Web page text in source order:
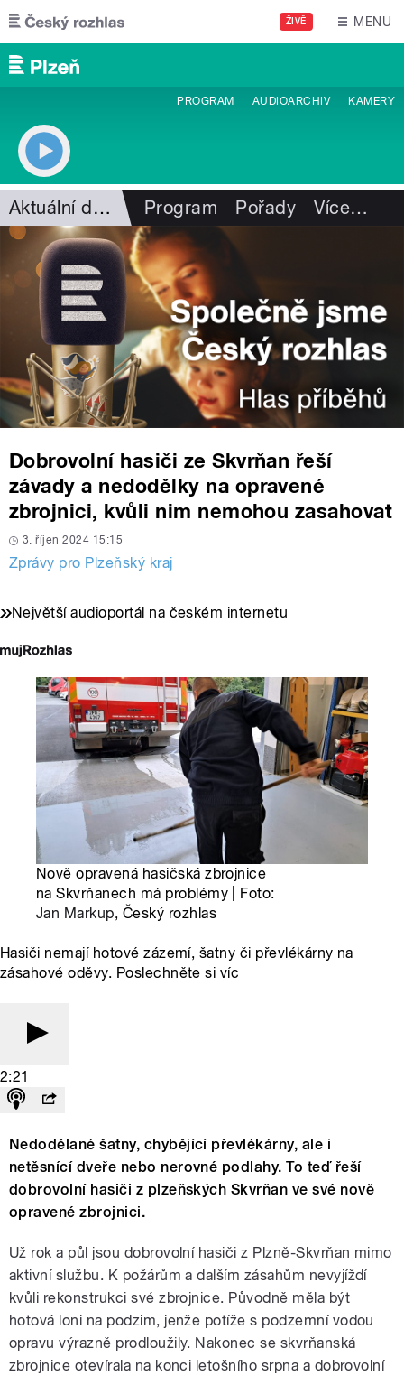
Přejít k hlavnímu obsahu
ŽIVĚ MENU
PROGRAM AUDIOARCHIV KAMERY
Aktuální dění Program Pořady Více…
Dobrovolní hasiči ze Skvrňan řeší
závady a nedodělky na opravené
zbrojnici, kvůli nim nemohou zasahovat
3. říjen 2024 15:15
Zprávy pro Plzeňský kraj
Největší audioportál na českém internetu
Nově opravená hasičská zbrojnice
na Skvrňanech má problémy | Foto:
Jan Markup, Český rozhlas
Hasiči nemají hotové zázemí, šatny či převlékárny na
zásahové oděvy. Poslechněte si víc
2:21
Nedodělané šatny, chybějící převlékárny, ale i
netěsnící dveře nebo nerovné podlahy. To teď řeší
dobrovolní hasiči z plzeňských Skvrňan ve své nově
opravené zbrojnici.
Už rok a půl jsou dobrovolní hasiči z Plzně-Skvrňan mimo
aktivní službu. K požárům a dalším zásahům nevyjíždí
kvůli rekonstrukci své zbrojnice. Původně měla být
hotová loni na podzim, jenže potíže s podzemní vodou
opravu výrazně prodloužily. Nakonec se skvrňanská
zbrojnice otevírala na konci letošního srpna a dobrovolní